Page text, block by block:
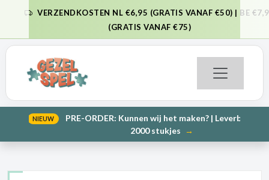
VERZENDKOSTEN NL €6,95 (GRATIS VANAF €50) | BE €7,95
(GRATIS VANAF €75)
PRE-ORDER: Kunnen wij het maken? | Leverbaar in 1000 en
2000 stukjes →